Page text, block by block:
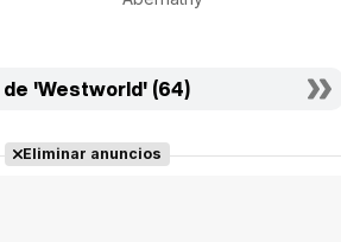
'Westworld' (64)
Eliminar anuncios